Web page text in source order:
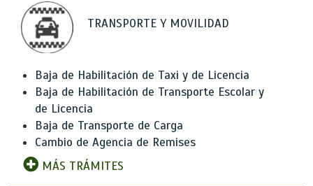
TRANSPORTE Y MOVILIDAD
Baja de Habilitación de Taxi y de Licencia
Baja de Habilitación de Transporte Escolar y
de Licencia
Baja de Transporte de Carga
Cambio de Agencia de Remises
MÁS TRÁMITES